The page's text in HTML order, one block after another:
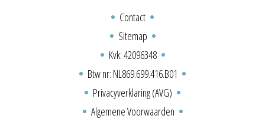
Contact
Sitemap
Kvk: 42096348
Btw nr: NL869.699.416.B01
Privacyverklaring (AVG)
Algemene Voorwaarden